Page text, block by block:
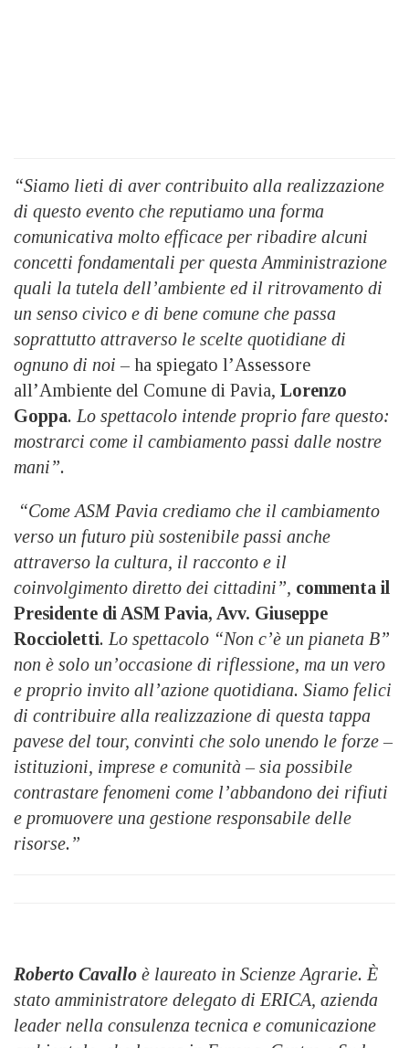
“Siamo lieti di aver contribuito alla realizzazione
di questo evento che reputiamo una forma
comunicativa molto efficace per ribadire alcuni
concetti fondamentali per questa Amministrazione
quali la tutela dell’ambiente ed il ritrovamento di
un senso civico e di bene comune che passa
soprattutto attraverso le scelte quotidiane di
ognuno di noi – ha spiegato l’Assessore
all’Ambiente del Comune di Pavia, Lorenzo
Goppa. Lo spettacolo intende proprio fare questo:
mostrarci come il cambiamento passi dalle nostre
mani”.
“Come ASM Pavia crediamo che il cambiamento
verso un futuro più sostenibile passi anche
attraverso la cultura, il racconto e il
coinvolgimento diretto dei cittadini”, commenta il
Presidente di ASM Pavia, Avv. Giuseppe
Roccioletti. Lo spettacolo “Non c’è un pianeta B”
non è solo un’occasione di riflessione, ma un vero
e proprio invito all’azione quotidiana. Siamo felici
di contribuire alla realizzazione di questa tappa
pavese del tour, convinti che solo unendo le forze –
istituzioni, imprese e comunità – sia possibile
contrastare fenomeni come l’abbandono dei rifiuti
e promuovere una gestione responsabile delle
risorse.”
Roberto Cavallo è laureato in Scienze Agrarie. È
stato amministratore delegato di ERICA, azienda
leader nella consulenza tecnica e comunicazione